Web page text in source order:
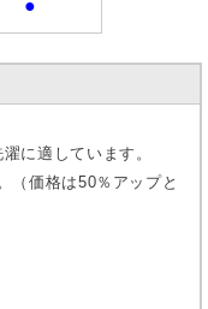
●
に適しています。
（価格は50％アップと